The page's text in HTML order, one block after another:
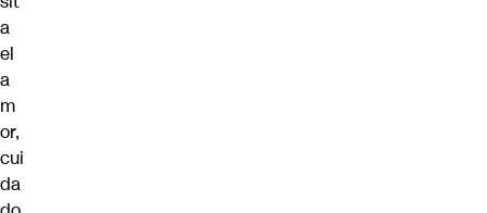
a
el
a
m
or,
cui
da